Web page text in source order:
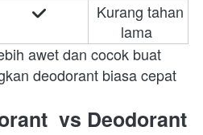
lama
awet dan cocok buat
deodorant biasa cepat
vs Deodorant